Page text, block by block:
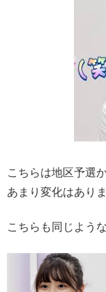
こちらは地区予選
あまり変化はあり
こちらも同じよう